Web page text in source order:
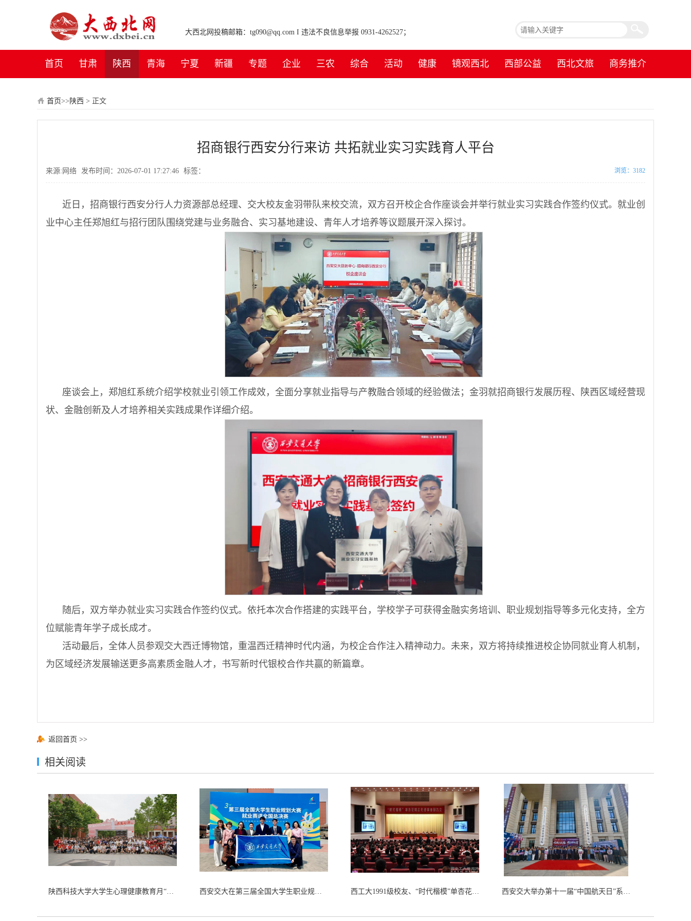
大西北网投稿邮箱：tg090@qq.com I 违法不良信息举报 0931-4262527；
首页 甘肃 陕西 青海 宁夏 新疆 专题 企业 三农 综合 活动 健康 镜观西北 西部公益 西北文旅 商务推介
首页>> 陕西 > 正文
招商银行西安分行来访 共拓就业实习实践育人平台
来源:网络 发布时间：2026-07-01 17:27:46 标签： 浏览：3182
近日，招商银行西安分行人力资源部总经理、交大校友金羽带队来校交流，双方召开校企合作座谈会并举行就业实习实践合作签约仪式。就业创
业中心主任郑旭红与招行团队围绕党建与业务融合、实习基地建设、青年人才培养等议题展开深入探讨。
座谈会上，郑旭红系统介绍学校就业引领工作成效，全面分享就业指导与产教融合领域的经验做法；金羽就招商银行发展历程、陕西区域经营现
状、金融创新及人才培养相关实践成果作详细介绍。
随后，双方举办就业实习实践合作签约仪式。依托本次合作搭建的实践平台，学校学子可获得金融实务培训、职业规划指导等多元化支持，全方
位赋能青年学子成长成才。
活动最后，全体人员参观交大西迁博物馆，重温西迁精神时代内涵，为校企合作注入精神动力。未来，双方将持续推进校企协同就业育人机制，
为区域经济发展输送更多高素质金融人才，书写新时代银校合作共赢的新篇章。
返回首页 >>
相关阅读
陕西科技大学大学生心理健康教育月“点亮心湖”环湖马拉松活动圆满落幕 西安交大在第三届全国大学生职业规划大赛全国总决赛斩获佳绩 西工大1991级校友、“时代楷模”单杏花先进事迹报告会在北京人民大会堂举行 西安交大举办第十一届“中国航天日”系列活动启动仪式